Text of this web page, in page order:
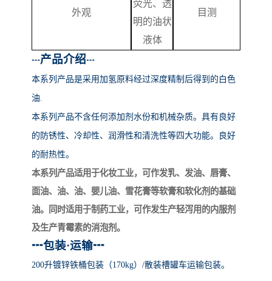
外观
荧光、透
明的油状
液体
目测
┅产品介绍┅
本系列产品是采用加氢原料经过深度精制后得到的白色
油.
本系列产品不含任何添加剂水份和机械杂质。具有良好
的防锈性、冷却性、润滑性和清洗性等四大功能。良好
的耐热性。
本系列产品适用于化妆工业，可作发乳、发油、唇膏、
面油、油、油、婴儿油、雪花膏等软膏和软化剂的基础
油。同时适用于制药工业，可作发生产轻泻用的内服剂
及生产青霉素的消泡剂。
┅包装·运输┅
200升镀锌铁桶包装（170kg）/散装槽罐车运输包装。